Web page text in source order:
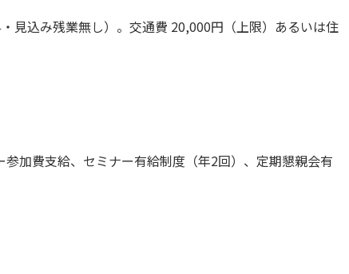
見込み残業無し）。交通費 20,000円（上限）あるいは住
加費支給、セミナー有給制度（年2回）、定期懇親会有